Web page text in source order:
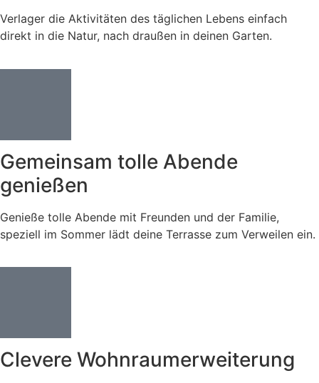
Verlager die Aktivitäten des täglichen Lebens einfach
direkt in die Natur, nach draußen in deinen Garten.
Gemeinsam tolle Abende
genießen
Genieße tolle Abende mit Freunden und der Familie,
speziell im Sommer lädt deine Terrasse zum Verweilen ein.
Clevere Wohnraumerweiterung